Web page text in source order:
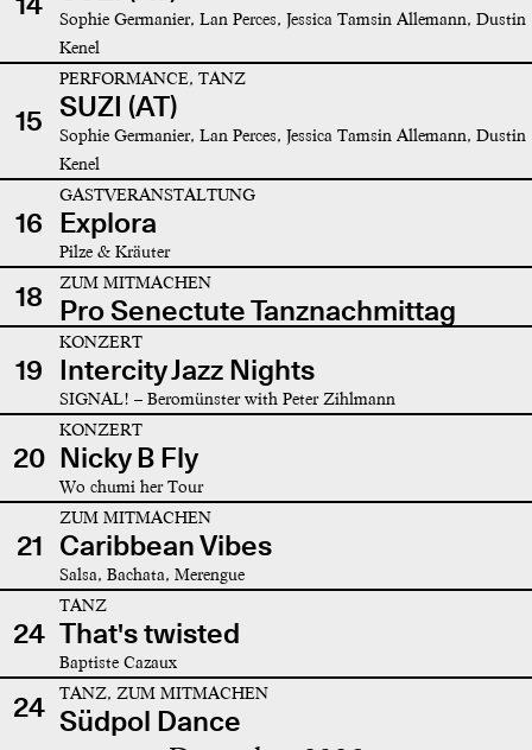
Sophie Germanier, Lan Perces, Jessica Tamsin Allemann, Dustin
Kenel
15
PERFORMANCE, TANZ
SUZI (AT)
Sophie Germanier, Lan Perces, Jessica Tamsin Allemann, Dustin
Kenel
16
GASTVERANSTALTUNG
Explora
Pilze & Kräuter
18 ZUM MITMACHEN
Pro Senectute Tanznachmittag
19
KONZERT
Intercity Jazz Nights
SIGNAL! – Beromünster with Peter Zihlmann
20
KONZERT
Nicky B Fly
Wo chumi her Tour
21
ZUM MITMACHEN
Caribbean Vibes
Salsa, Bachata, Merengue
24
TANZ
That's twisted
Baptiste Cazaux
24 TANZ, ZUM MITMACHEN
Südpol Dance